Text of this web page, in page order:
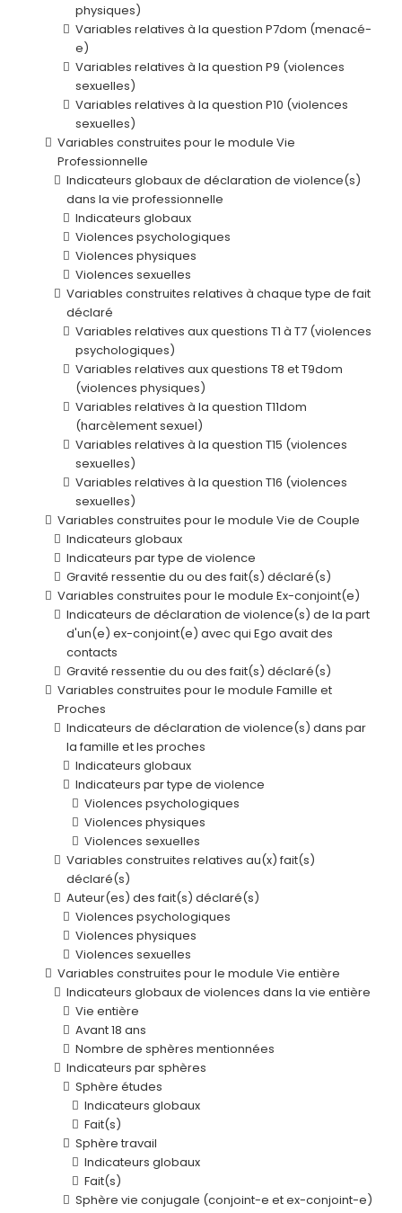
physiques)
Variables relatives à la question P7dom (menacé-
e)
Variables relatives à la question P9 (violences
sexuelles)
Variables relatives à la question P10 (violences
sexuelles)
Variables construites pour le module Vie
Professionnelle
Indicateurs globaux de déclaration de violence(s)
dans la vie professionnelle
Indicateurs globaux
Violences psychologiques
Violences physiques
Violences sexuelles
Variables construites relatives à chaque type de fait
déclaré
Variables relatives aux questions T1 à T7 (violences
psychologiques)
Variables relatives aux questions T8 et T9dom
(violences physiques)
Variables relatives à la question T11dom
(harcèlement sexuel)
Variables relatives à la question T15 (violences
sexuelles)
Variables relatives à la question T16 (violences
sexuelles)
Variables construites pour le module Vie de Couple
Indicateurs globaux
Indicateurs par type de violence
Gravité ressentie du ou des fait(s) déclaré(s)
Variables construites pour le module Ex-conjoint(e)
Indicateurs de déclaration de violence(s) de la part
d'un(e) ex-conjoint(e) avec qui Ego avait des
contacts
Gravité ressentie du ou des fait(s) déclaré(s)
Variables construites pour le module Famille et
Proches
Indicateurs de déclaration de violence(s) dans par
la famille et les proches
Indicateurs globaux
Indicateurs par type de violence
Violences psychologiques
Violences physiques
Violences sexuelles
Variables construites relatives au(x) fait(s)
déclaré(s)
Auteur(es) des fait(s) déclaré(s)
Violences psychologiques
Violences physiques
Violences sexuelles
Variables construites pour le module Vie entière
Indicateurs globaux de violences dans la vie entière
Vie entière
Avant 18 ans
Nombre de sphères mentionnées
Indicateurs par sphères
Sphère études
Indicateurs globaux
Fait(s)
Sphère travail
Indicateurs globaux
Fait(s)
Sphère vie conjugale (conjoint-e et ex-conjoint-e)